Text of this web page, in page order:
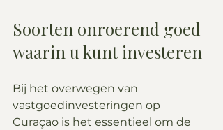
Soorten onroerend goed
waarin u kunt investeren
Bij het overwegen van
vastgoedinvesteringen op
Curaçao is het essentieel om de